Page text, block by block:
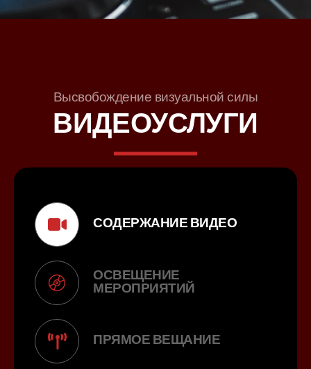
Высвобождение визуальной силы
ВИДЕОУСЛУГИ
СОДЕРЖАНИЕ ВИДЕО
ОСВЕЩЕНИЕ
МЕРОПРИЯТИЙ
ПРЯМОЕ ВЕЩАНИЕ